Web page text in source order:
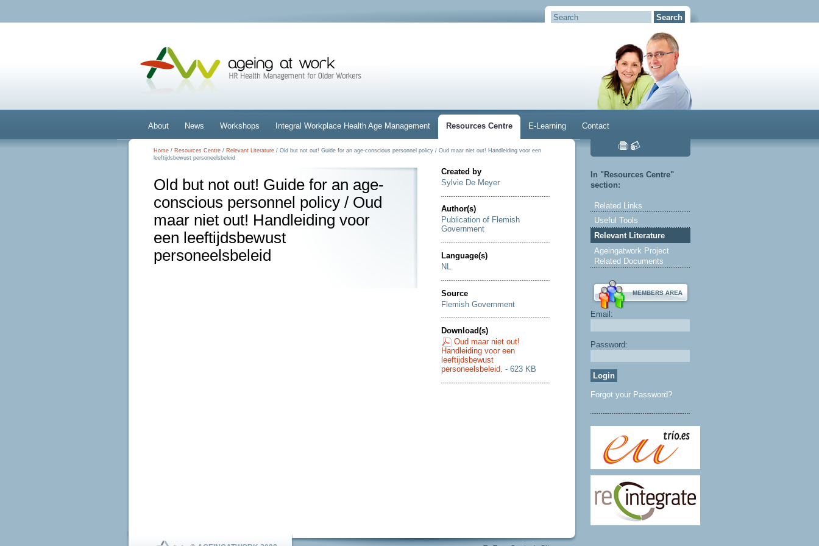
About News Workshops Integral Workplace Health Age Management Resources Centre E-Learning Contact
Home / Resources Centre / Relevant Literature / Old but not out! Guide for an age-conscious personnel policy / Oud maar niet out! Handleiding voor een
leeftijdsbewust personeelsbeleid
Old but not out! Guide for an age-
conscious personnel policy / Oud
maar niet out! Handleiding voor
een leeftijdsbewust
personeelsbeleid
Created by
Sylvie De Meyer
Author(s)
Publication of Flemish
Government
Language(s)
NL.
Source
Flemish Government
Download(s)
Oud maar niet out!
Handleiding voor een
leeftijdsbewust
personeelsbeleid. - 623 KB
In "Resources Centre"
section:
Related Links
Useful Tools
Relevant Literature
Ageingatwork Project
Related Documents
Email:
Password:
Forgot your Password?